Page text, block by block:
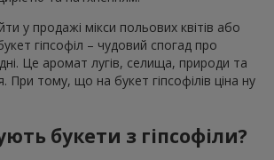
у продажі мікси польових квітів або
гіпсофіл – чудовий спогад про
дні. Це аромат лугів, селища, природи та
При тому, що на букет гіпсофілів ціна ну
букети з гіпсофіли?